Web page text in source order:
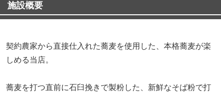
施設概要
契約農家から直接仕入れた蕎麦を使用した、本格蕎麦が楽
しめる当店。
蕎麦を打つ直前に石臼挽きで製粉した、新鮮なそば粉で打